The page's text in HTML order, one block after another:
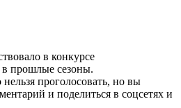
в конкурсе
прошлые сезоны.
проголосовать, но вы
и поделиться в соцсетях и